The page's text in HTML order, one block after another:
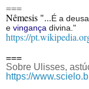
===
Nêmesis "...É a
e vingança divina."
https://
===
Sobre Ulisses,
https://